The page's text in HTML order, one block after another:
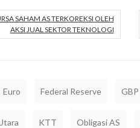
SAHAM AS TERKOREKSI OLEH
AKSI JUAL SEKTOR TEKNOLOGI
Euro Federal Reserve GBP
KTT Obligasi AS